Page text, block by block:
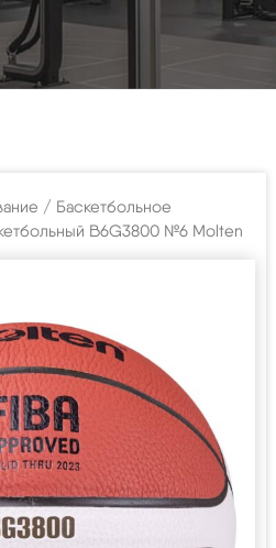
/ Баскетбольное
B6G3800 №6 Molten